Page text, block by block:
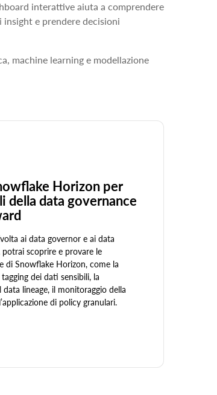
interattive aiuta a comprendere
e prendere decisioni
machine learning e modellazione
Horizon per
della data governance
ai data governor e ai data
potrai scoprire e provare le
di Snowflake Horizon, come la
dei dati sensibili, la
data lineage, il monitoraggio della
di policy granulari.